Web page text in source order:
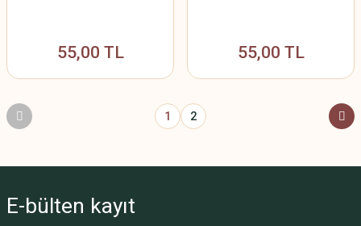
55,00 TL 55,00 TL
1 2
E-bülten kayıt